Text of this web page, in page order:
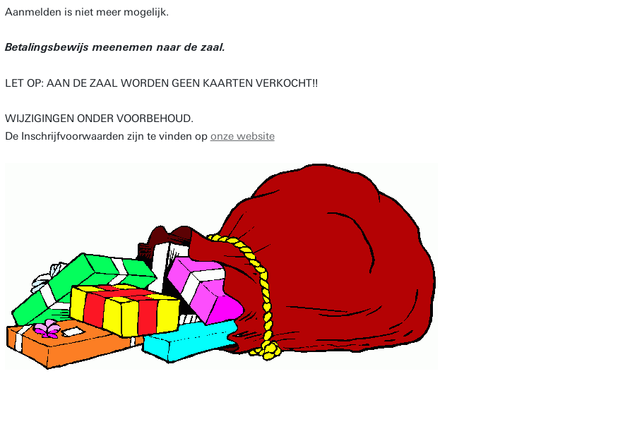
Aanmelden is niet meer mogelijk.
Betalingsbewijs meenemen naar de zaal.
LET OP: AAN DE ZAAL WORDEN GEEN KAARTEN VERKOCHT!!
WIJZIGINGEN ONDER VOORBEHOUD.
De Inschrijfvoorwaarden zijn te vinden op onze website